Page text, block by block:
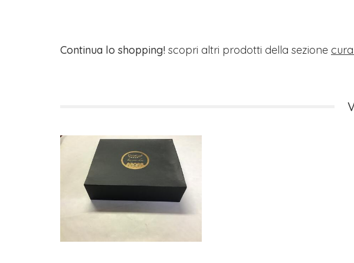
Continua lo shopping! scopri altri prodotti della sezione